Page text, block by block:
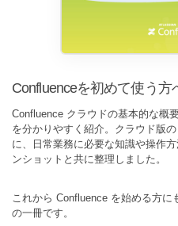
Confluenceを初めて使う方
Confluence クラウドの基本的な概
を分かりやすく紹介。クラウド版
に、日常業務に必要な知識や操作
ンショットと共に整理しました。
これから Confluence を始める方
の一冊です。